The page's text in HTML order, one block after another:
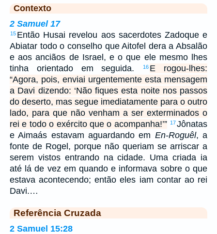
Contexto
2 Samuel 17
15 Então Husai revelou aos sacerdotes Zadoque e
Abiatar todo o conselho que Aitofel dera a Absalão
e aos anciãos de Israel, e o que ele mesmo lhes
tinha orientado em seguida.
16 E rogou-lhes:
“Agora, pois, enviai urgentemente esta mensagem
a Davi dizendo: ‘Não fiques esta noite nos passos
do deserto, mas segue imediatamente para o outro
lado, para que não venham a ser exterminados o
rei e todo o exército que o acompanha!’”
17Jônatas
e Aimaás estavam aguardando em En-Roguêl, a
fonte de Rogel, porque não queriam se arriscar a
serem vistos entrando na cidade. Uma criada ia
até lá de vez em quando e informava sobre o que
estava acontecendo; então eles iam contar ao rei
Davi.…
Referência Cruzada
2 Samuel 15:28